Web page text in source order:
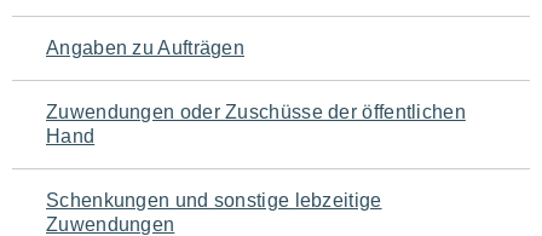
Angaben zu Aufträgen
Zuwendungen oder Zuschüsse der öffentlichen
Hand
Schenkungen und sonstige lebzeitige
Zuwendungen